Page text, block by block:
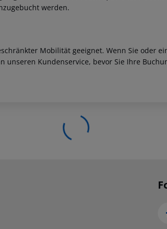
werden.
Mobilität geeignet. Wenn Sie oder
unseren Kundenservice, bevor Sie Ihre